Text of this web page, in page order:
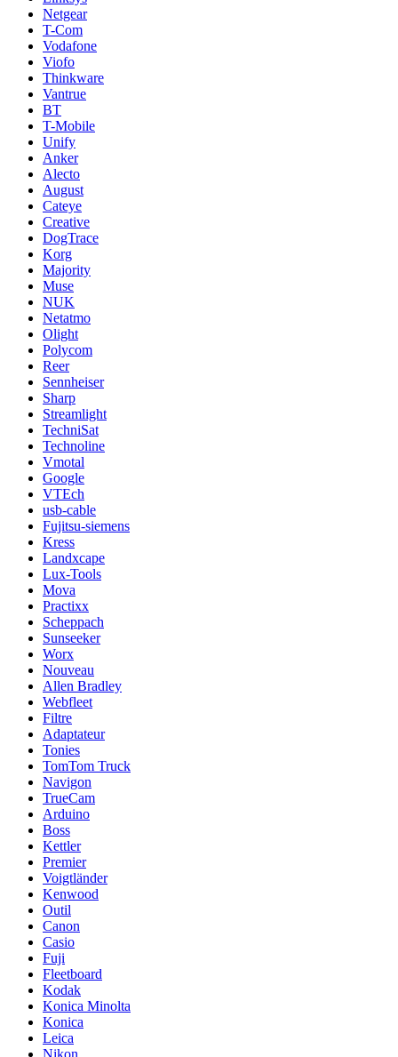
Netgear
T-Com
Vodafone
Viofo
Thinkware
Vantrue
BT
T-Mobile
Unify
Anker
Alecto
August
Cateye
Creative
DogTrace
Korg
Majority
Muse
NUK
Netatmo
Olight
Polycom
Reer
Sennheiser
Sharp
Streamlight
TechniSat
Technoline
Vmotal
Google
VTEch
usb-cable
Fujitsu-siemens
Kress
Landxcape
Lux-Tools
Mova
Practixx
Scheppach
Sunseeker
Worx
Nouveau
Allen Bradley
Webfleet
Filtre
Adaptateur
Tonies
TomTom Truck
Navigon
TrueCam
Arduino
Boss
Kettler
Premier
Voigtländer
Kenwood
Outil
Canon
Casio
Fuji
Fleetboard
Kodak
Konica Minolta
Konica
Leica
Nikon